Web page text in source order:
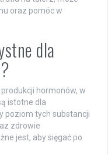
oraz pomóc w
dla
hormonów, w
istotne dla
poziom tych substancji
zdrowie
jest, aby sięgać po